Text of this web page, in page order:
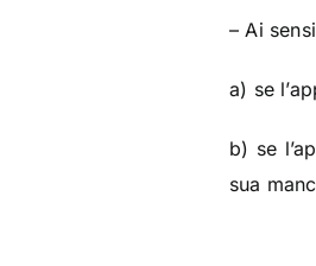
– Ai
a) se
b) se
sua